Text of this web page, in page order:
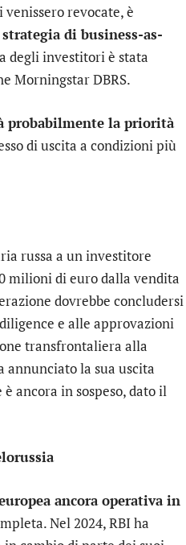
revocate, è
di business-as-
degli investitori è stata
Morningstar DBRS.
probabilmente la priorità
di uscita a condizioni più
russa a un investitore
milioni di euro dalla vendita
dovrebbe concludersi
e alle approvazioni
transfrontaliera alla
annunciato la sua uscita
ancora in sospeso, dato il
ancora operativa in
Nel 2024, RBI ha